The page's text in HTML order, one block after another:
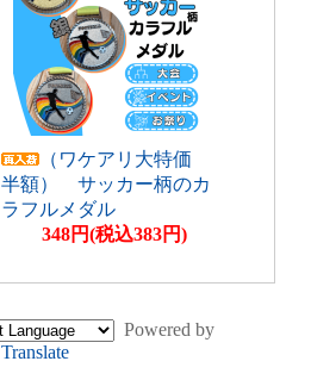
（ワケアリ大特価
半額） サッカー柄のカ
ラフルメダル
348円(税込383円)
Powered by
Translate